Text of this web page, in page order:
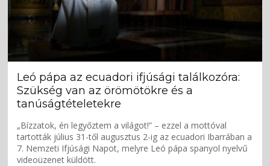
Leó pápa az ecuadori ifjúsági találkozóra:
Szükség van az örömötökre és a
tanúságtételetekre
„Bízzatok, én legyőztem a világot!” – ezzel a mottóval
tartották július 31-től augusztus 2-ig az ecuadori Ibarrában a
7. Nemzeti Ifjúsági Napot, melyre Leó pápa spanyol nyelvű
videoüzenet küldött.